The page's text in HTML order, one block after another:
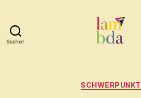
Suchen
SCHWERPUNKT